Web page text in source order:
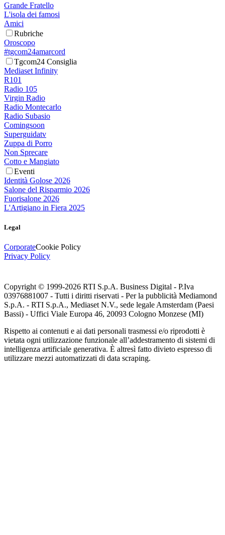
Grande Fratello
L'isola dei famosi
Amici
Rubriche
Oroscopo
#tgcom24amarcord
Tgcom24 Consiglia
Mediaset Infinity
R101
Radio 105
Virgin Radio
Radio Montecarlo
Radio Subasio
Comingsoon
Superguidatv
Zuppa di Porro
Non Sprecare
Cotto e Mangiato
Eventi
Identità Golose 2026
Salone del Risparmio 2026
Fuorisalone 2026
L'Artigiano in Fiera 2025
Legal
CorporateCookie Policy
Privacy Policy
Copyright © 1999-2026 RTI S.p.A. Business Digital - P.Iva
03976881007 - Tutti i diritti riservati - Per la pubblicità Mediamond
S.p.A. - RTI S.p.A., Mediaset N.V., sede legale Amsterdam (Paesi
Bassi) - Uffici Viale Europa 46, 20093 Cologno Monzese (MI)
Rispetto ai contenuti e ai dati personali trasmessi e/o riprodotti è
vietata ogni utilizzazione funzionale all’addestramento di sistemi di
intelligenza artificiale generativa. È altresì fatto divieto espresso di
utilizzare mezzi automatizzati di data scraping.